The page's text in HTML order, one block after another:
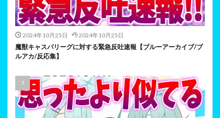
2024年10月25日 2024年10月25日
魔獣キャスパリーグに対する緊急反吐速報【ブルーアーカイブ/ブ
ルアカ/反応集】